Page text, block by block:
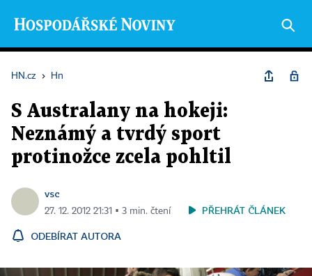
HN.cz › Hn
S Australany na hokeji:
Neznámý a tvrdý sport
protinožce zcela pohltil
vsc
27. 12. 2012 21:31 ▪ 3 min. čtení PŘEHRÁT ČLÁNEK
ODEBÍRAT AUTORA